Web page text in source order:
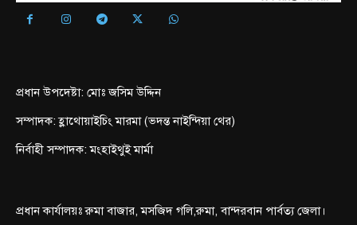
প্রধান উপদেষ্টা: মোঃ জসিম উদ্দিন
সম্পাদক: হ্লাথোয়াইচিং মারমা (ভদন্ত নাইন্দিয়া থের)
নির্বাহী সম্পাদক: মংহাইথুই মার্মা
প্রধান কার্যালয়ঃ রুমা বাজার, মসজিদ গলি,রুমা, বান্দরবান পার্বত্য জেলা।